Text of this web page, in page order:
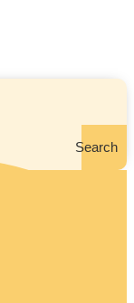
Search